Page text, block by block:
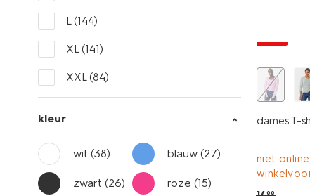
L(144)
XL(141)
XXL(84)
kleur
wit (38) blauw(27)
zwart (26) roze(15)
dames T-
niet
99